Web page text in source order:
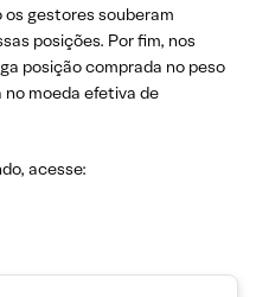
gestores souberam
posições. Por fim, nos
posição comprada no peso
moeda efetiva de
acesse: